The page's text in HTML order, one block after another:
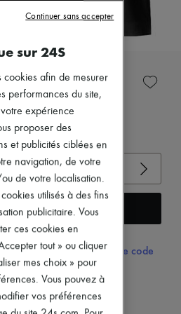
Emy
au panier
11 août
commande, avec le code
CAD d'achat.
de 600 $ d'achats
sur 24S
cookies afin de mesurer
performances du site,
expérience
proposer des
et publicités ciblées en
navigation, de votre
de votre localisation.
utilisés à des fins
publicitaire. Vous
ces cookies en
tout » ou cliquer
mes choix » pour
Vous pouvez à
vos préférences
Continuer sans accepter